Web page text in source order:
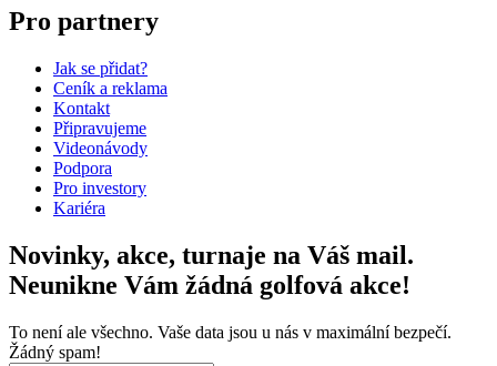
Pro partnery
Jak se přidat?
Ceník a reklama
Kontakt
Připravujeme
Videonávody
Podpora
Pro investory
Kariéra
Novinky, akce, turnaje na Váš mail.
Neunikne Vám žádná golfová akce!
To není ale všechno. Vaše data jsou u nás v maximální bezpečí.
Žádný spam!